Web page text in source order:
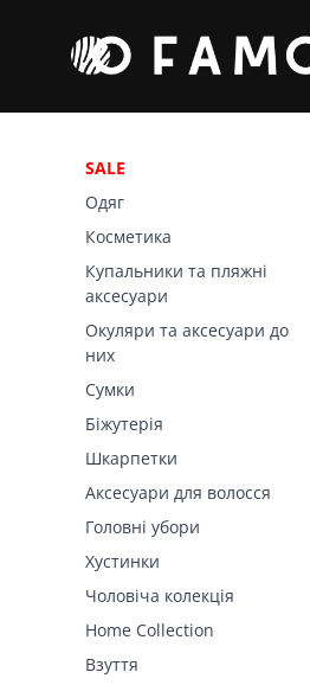
SALE
Одяг
Косметика
Купальники та пляжні
аксесуари
Окуляри та аксесуари до
них
Сумки
Біжутерія
Шкарпетки
Аксесуари для волосся
Головні убори
Хустинки
Чоловіча колекція
Home Collection
Взуття
Фільтр
Ціна
SALE
Розмір (6)
Основний колір (7)
Виробник (1)
FAMO, власне виробництво (5)